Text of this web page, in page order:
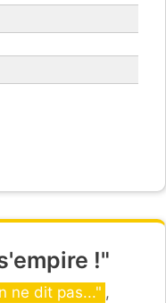
!"
ne dit pas..." ,